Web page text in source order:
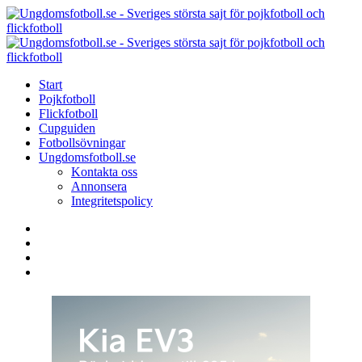
Menu
Search
Menu
Start
Pojkfotboll
Flickfotboll
Cupguiden
Fotbollsövningar
Ungdomsfotboll.se
Kontakta oss
Annonsera
Integritetspolicy